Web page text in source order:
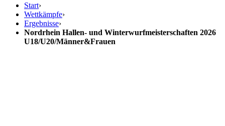
Start›
Wettkämpfe›
Ergebnisse›
Nordrhein Hallen- und Winterwurfmeisterschaften 2026
U18/U20/Männer&Frauen